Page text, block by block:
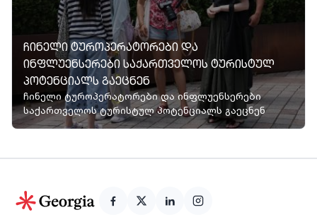
ᲩᲘᲜᲔᲚᲘ ᲢᲣᲠᲝᲞᲔᲠᲐᲢᲝᲠᲔᲑᲘ ᲓᲐ
ᲘᲜᲤᲚᲣᲔᲜᲡᲔᲠᲔᲑᲘ ᲡᲐᲥᲐᲠᲗᲕᲔᲚᲝᲡ ᲢᲣᲠᲘᲡᲢᲣᲚ
ᲞᲝᲢᲔᲜᲪᲘᲐᲚᲡ ᲒᲐᲔᲪᲜᲔᲜ
ჩინელი ტუროპერატორები და ინფლუენსერები
საქართველოს ტურისტულ პოტენციალს გაეცნენ